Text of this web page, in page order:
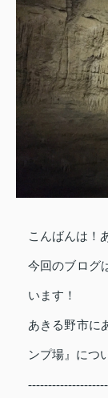
こんばんは！
今回のブログ
います！
あきる野市に
ンプ場 』につ